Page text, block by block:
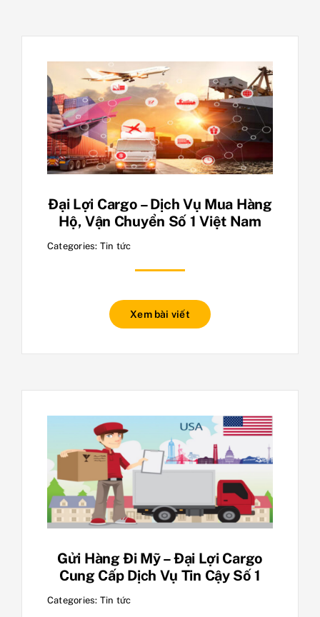
Đại Lợi Cargo – Dịch Vụ Mua Hàng
Hộ, Vận Chuyển Số 1 Việt Nam
Categories: Tin tức
Xem bài viết
Gửi Hàng Đi Mỹ – Đại Lợi Cargo
Cung Cấp Dịch Vụ Tin Cậy Số 1
Categories: Tin tức